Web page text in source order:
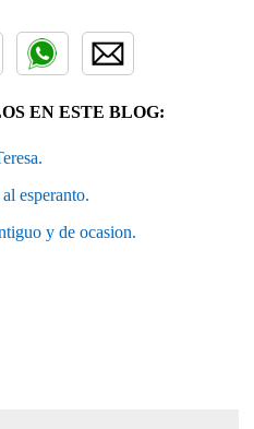
EN ESTE BLOG:
esperanto.
y de ocasion.